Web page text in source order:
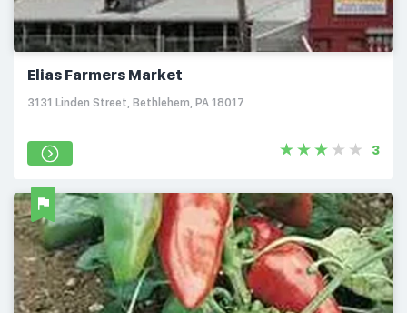
Elias Farmers Market
3131 Linden Street, Bethlehem, PA 18017
3